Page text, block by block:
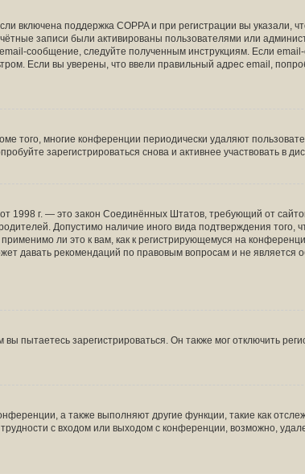
включена поддержка COPPA и при регистрации вы указали,
записи были активированы пользователями или
сообщение, следуйте полученным инструкциям. Если
Если вы уверены, что ввели правильный адрес email,
того, многие конференции периодически удаляют
зарегистрироваться снова и активнее участвовать в
1998 г. — это закон Соединённых Штатов, требующий от
Допустимо наличие иного вида подтверждения того,
ли это к вам, как к регистрирующемуся на
давать рекомендаций по правовым вопросам и не является
пытаетесь зарегистрироваться. Он также мог отключить
а также выполняют другие функции, такие как
с входом или выходом с конференции, возможно,